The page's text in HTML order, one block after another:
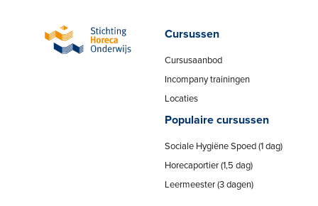
Cursussen
Cursusaanbod
Incompany trainingen
Locaties
Populaire cursussen
Sociale Hygiëne Spoed (1 dag)
Horecaportier (1,5 dag)
Leermeester (3 dagen)